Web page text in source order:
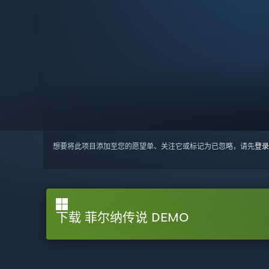
想要将此项目添加至您的愿望单、关注它或标记为已忽略，请先登录
下载 菲尔纳传说 DEMO